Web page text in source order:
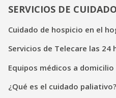
SERVICIOS DE
Cuidado de hospicio en el
Servicios de Telecare las 24
Equipos médicos a domicilio
¿Qué es el cuidado paliativo?